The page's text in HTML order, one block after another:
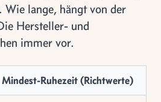
lange, hängt von der
Hersteller- und
immer vor.
Mindest-Ruhezeit (Richtwerte)